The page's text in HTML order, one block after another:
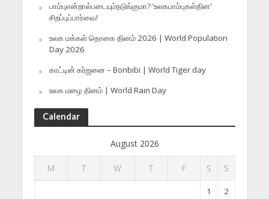
பாம்புஎன்றால்படையும்நடுங்குமா? ‘உலகபாம்புகள்தின’
சிறப்புப்பார்வை!
உலக மக்கள் தொகை தினம் 2026 | World Population
Day 2026
காட்டின் கர்ஜனை – Bonbibi | World Tiger day
உலக மழை தினம் | World Rain Day
Calendar
August 2026
M T W T F S S
1
2